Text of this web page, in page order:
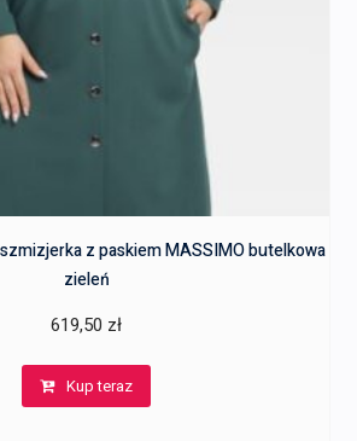
z paskiem MASSIMO butelkowa
zieleń
619,50 zł
Kup teraz